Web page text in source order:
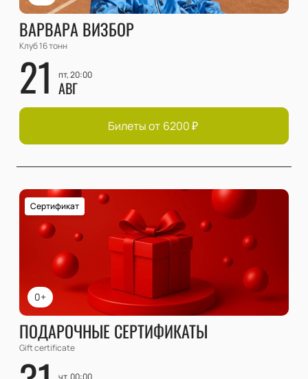
ВАРВАРА ВИЗБОР
Клуб 16 тонн
21 пт, 20:00
АВГ
Билеты от 6200₽
0+
Сертификат
ПОДАРОЧНЫЕ СЕРТИФИКАТЫ
Gift certificate